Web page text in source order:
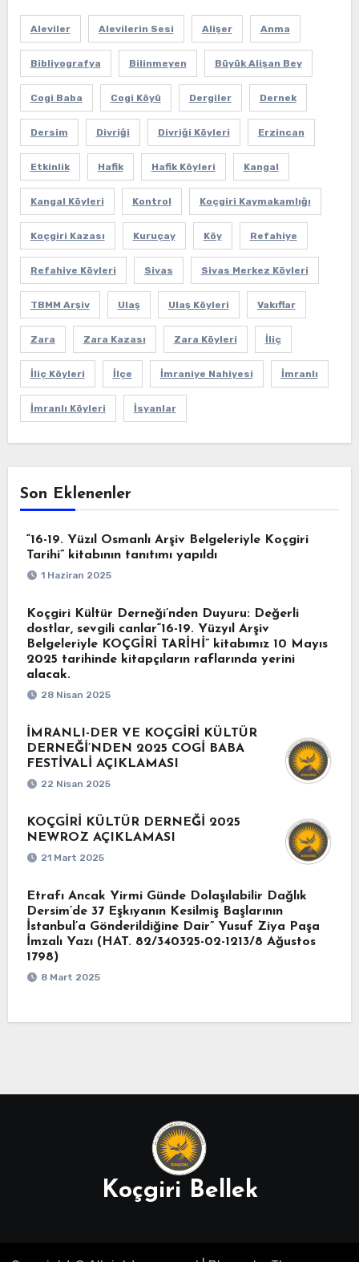
Aleviler Alevilerin Sesi Alişer Anma
Bibliyografya Bilinmeyen Büyük Alişan Bey
Cogi Baba Cogi Köyü Dergiler Dernek
Dersim Divriği Divriği Köyleri Erzincan
Etkinlik Hafik Hafik Köyleri Kangal
Kangal Köyleri Kontrol Koçgiri Kaymakamlığı
Koçgiri Kazası Kuruçay Köy Refahiye
Refahiye Köyleri Sivas Sivas Merkez Köyleri
TBMM Arşiv Ulaş Ulaş Köyleri Vakıflar
Zara Zara Kazası Zara Köyleri İliç
İliç Köyleri İlçe İmraniye Nahiyesi İmranlı
İmranlı Köyleri İsyanlar
Son Eklenenler
“16-19. Yüzıl Osmanlı Arşiv Belgeleriyle Koçgiri
Tarihi” kitabının tanıtımı yapıldı
1 Haziran 2025
Koçgiri Kültür Derneği’nden Duyuru: Değerli
dostlar, sevgili canlar“16-19. Yüzyıl Arşiv
Belgeleriyle KOÇGİRİ TARİHİ” kitabımız 10 Mayıs
2025 tarihinde kitapçıların raflarında yerini
alacak.
28 Nisan 2025
İMRANLI-DER VE KOÇGİRİ KÜLTÜR
DERNEĞİ’NDEN 2025 COGİ BABA
FESTİVALİ AÇIKLAMASI
22 Nisan 2025
KOÇGİRİ KÜLTÜR DERNEĞİ 2025
NEWROZ AÇIKLAMASI
21 Mart 2025
Etrafı Ancak Yirmi Günde Dolaşılabilir Dağlık
Dersim’de 37 Eşkıyanın Kesilmiş Başlarının
İstanbul’a Gönderildiğine Dair” Yusuf Ziya Paşa
İmzalı Yazı (HAT. 82/340325-02-1213/8 Ağustos
1798)
8 Mart 2025
Koçgiri Bellek